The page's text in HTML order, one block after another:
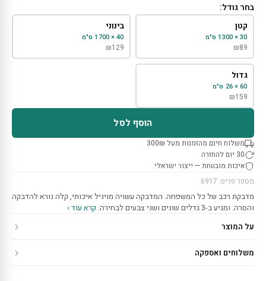
בחר גודל:
קטן
30 × 1300 ס"מ
₪89
בינוני
40 × 1700 ס"מ
₪129
גדול
60 × 26 ס"מ
₪159
הוסף לסל
משלוח חינם מהזמנות מעל 300₪
30 יום להחזרה
איכות מובטחת — ייצור ישראלי
מספר פריט: 6917
מדבקת רכב של כל המשפחה. המדבקה עשויה מויניל איכותי, קלה נורא להדבקה
והסרה. ומגיע ב-3 גדלים שונים ושני צבעים לבחירה.
קרא עוד ›
על המוצר
משלוחים ואספקה